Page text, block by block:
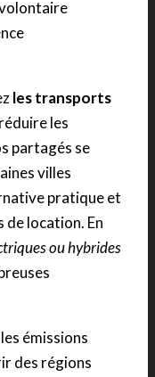
les transports
les
partagés se
villes
pratique et
location. En
ou hybrides
émissions
des régions